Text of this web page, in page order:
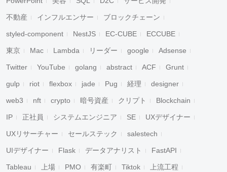
不動産 インフルエンサー ブロックチェーン
styled-component NestJS EC-CUBE ECCUBE
東京 Mac Lambda リーダー google Adsense
Twitter YouTube golang abstract ACF Grunt
gulp riot flexbox jade Pug 経理 designer
web3 nft crypto 暗号資産 クリプト Blockchain
IP 正社員 システムエンジニア SE UXデザイナー
UXリサーチャー セールステック salestech
UIデザイナー Flask データアナリスト FastAPI
Tableau 上場 PMO 有楽町 Tiktok 上流工程